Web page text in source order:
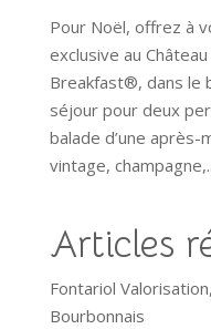
Pour Noël, offrez à
exclusive au
Breakfast®, dans le
séjour pour deux
balade d’une après-
vintage,
Articles
Fontariol
Bourbonnais